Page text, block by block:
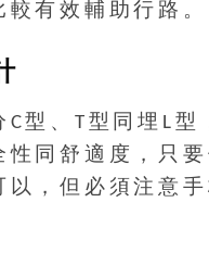
較有效輔助行路。
C型、T型同埋L型
性同舒適度，只
以，但必須注意